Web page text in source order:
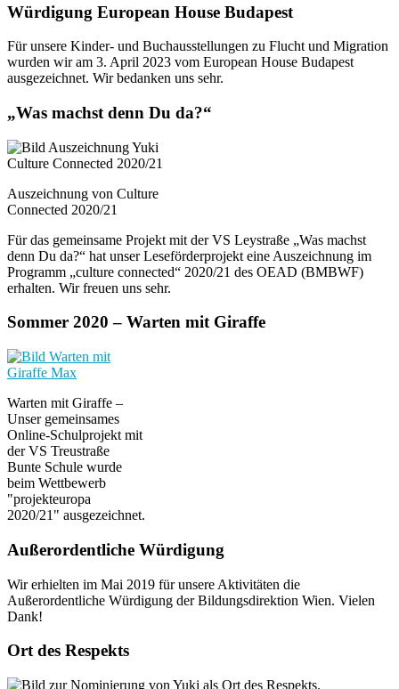
Würdigung European House Budapest
Für unsere Kinder- und Buchausstellungen zu Flucht und Migration
wurden wir am 3. April 2023 vom European House Budapest
ausgezeichnet. Wir bedanken uns sehr.
„Was machst denn Du da?“
Auszeichnung von Culture
Connected 2020/21
Für das gemeinsame Projekt mit der VS Leystraße „Was machst
denn Du da?“ hat unser Leseförderprojekt eine Auszeichnung im
Programm „culture connected“ 2020/21 des OEAD (BMBWF)
erhalten. Wir freuen uns sehr.
Sommer 2020 – Warten mit Giraffe
Warten mit Giraffe –
Unser gemeinsames
Online-Schulprojekt mit
der VS Treustraße
Bunte Schule wurde
beim Wettbewerb
"projekteuropa
2020/21" ausgezeichnet.
Außerordentliche Würdigung
Wir erhielten im Mai 2019 für unsere Aktivitäten die
Außerordentliche Würdigung der Bildungsdirektion Wien. Vielen
Dank!
Ort des Respekts